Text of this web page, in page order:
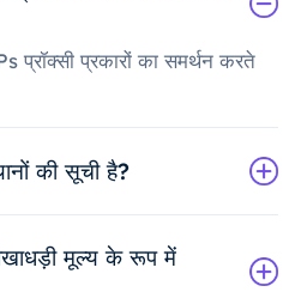
प्रकारों का समर्थन करते
की सूची है?
मूल्य के रूप में